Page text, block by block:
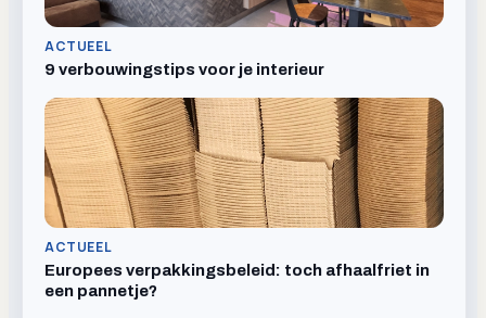
ACTUEEL
9 verbouwingstips voor je interieur
ACTUEEL
Europees verpakkingsbeleid: toch afhaalfriet in
een pannetje?